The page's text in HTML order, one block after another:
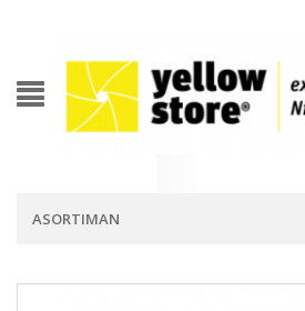
ASORTIMAN